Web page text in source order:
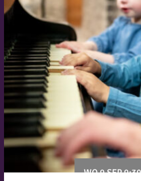
WO 9 SEP 9:30